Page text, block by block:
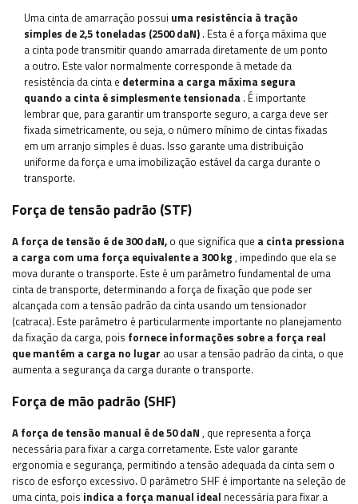
Uma cinta de amarração possui uma resistência à tração
simples de 2,5 toneladas (2500 daN) . Esta é a força máxima que
a cinta pode transmitir quando amarrada diretamente de um ponto
a outro. Este valor normalmente corresponde à metade da
resistência da cinta e determina a carga máxima segura
quando a cinta é simplesmente tensionada . É importante
lembrar que, para garantir um transporte seguro, a carga deve ser
fixada simetricamente, ou seja, o número mínimo de cintas fixadas
em um arranjo simples é duas. Isso garante uma distribuição
uniforme da força e uma imobilização estável da carga durante o
transporte.
Força de tensão padrão (STF)
A força de tensão é de 300 daN, o que significa que a cinta pressiona
a carga com uma força equivalente a 300 kg , impedindo que ela se
mova durante o transporte. Este é um parâmetro fundamental de uma
cinta de transporte, determinando a força de fixação que pode ser
alcançada com a tensão padrão da cinta usando um tensionador
(catraca). Este parâmetro é particularmente importante no planejamento
da fixação da carga, pois fornece informações sobre a força real
que mantém a carga no lugar ao usar a tensão padrão da cinta, o que
aumenta a segurança da carga durante o transporte.
Força de mão padrão (SHF)
A força de tensão manual é de 50 daN , que representa a força
necessária para fixar a carga corretamente. Este valor garante
ergonomia e segurança, permitindo a tensão adequada da cinta sem o
risco de esforço excessivo. O parâmetro SHF é importante na seleção de
uma cinta, pois indica a força manual ideal necessária para fixar a